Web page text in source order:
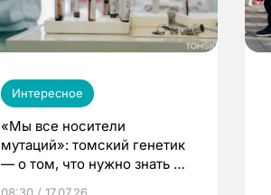
Интересное
«Мы все носители
мутаций»: томский генетик
— о том, что нужно знать до